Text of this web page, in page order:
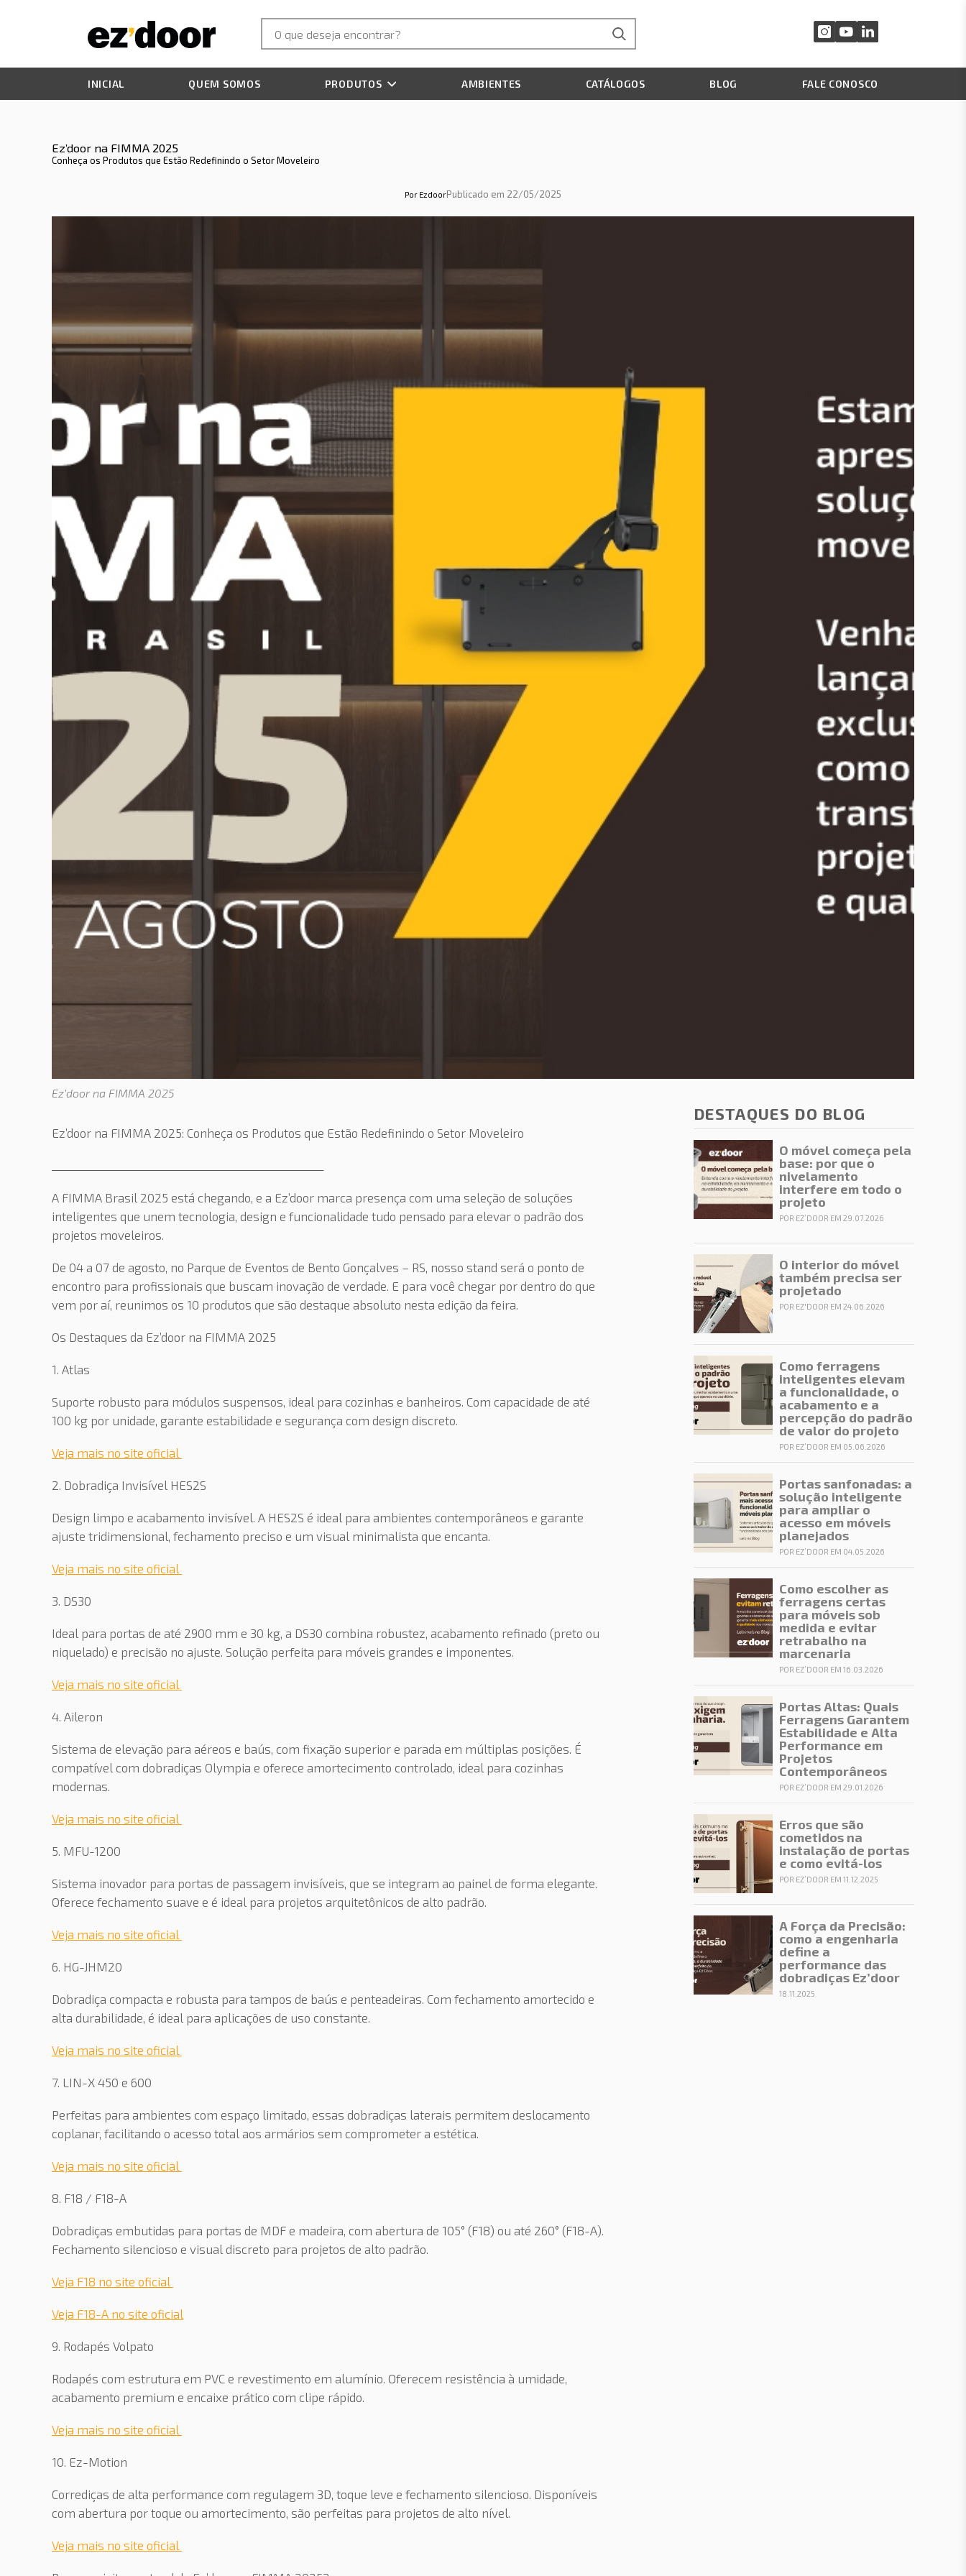
INICIAL QUEM SOMOS PRODUTOS AMBIENTES CATÁLOGOS BLOG FALE CONOSCO
Ez’door na FIMMA 2025
Conheça os Produtos que Estão Redefinindo o Setor Moveleiro
Por EzdoorPublicado em 22/05/2025
Ez’door na FIMMA 2025
Ez’door na FIMMA 2025: Conheça os Produtos que Estão Redefinindo o Setor Moveleiro
A FIMMA Brasil 2025 está chegando, e a Ez’door marca presença com uma seleção de soluções
inteligentes que unem tecnologia, design e funcionalidade tudo pensado para elevar o padrão dos
projetos moveleiros.
De 04 a 07 de agosto, no Parque de Eventos de Bento Gonçalves – RS, nosso stand será o ponto de
encontro para profissionais que buscam inovação de verdade. E para você chegar por dentro do que
vem por aí, reunimos os 10 produtos que são destaque absoluto nesta edição da feira.
Os Destaques da Ez’door na FIMMA 2025
1. Atlas
Suporte robusto para módulos suspensos, ideal para cozinhas e banheiros. Com capacidade de até
100 kg por unidade, garante estabilidade e segurança com design discreto.
Veja mais no site oficial
2. Dobradiça Invisível HES2S
Design limpo e acabamento invisível. A HES2S é ideal para ambientes contemporâneos e garante
ajuste tridimensional, fechamento preciso e um visual minimalista que encanta.
Veja mais no site oficial
3. DS30
Ideal para portas de até 2900 mm e 30 kg, a DS30 combina robustez, acabamento refinado (preto ou
niquelado) e precisão no ajuste. Solução perfeita para móveis grandes e imponentes.
Veja mais no site oficial
4. Aileron
Sistema de elevação para aéreos e baús, com fixação superior e parada em múltiplas posições. É
compatível com dobradiças Olympia e oferece amortecimento controlado, ideal para cozinhas
modernas.
Veja mais no site oficial
5. MFU-1200
Sistema inovador para portas de passagem invisíveis, que se integram ao painel de forma elegante.
Oferece fechamento suave e é ideal para projetos arquitetônicos de alto padrão.
Veja mais no site oficial
6. HG-JHM20
Dobradiça compacta e robusta para tampos de baús e penteadeiras. Com fechamento amortecido e
alta durabilidade, é ideal para aplicações de uso constante.
Veja mais no site oficial
7. LIN-X 450 e 600
Perfeitas para ambientes com espaço limitado, essas dobradiças laterais permitem deslocamento
coplanar, facilitando o acesso total aos armários sem comprometer a estética.
Veja mais no site oficial
8. F18 / F18-A
Dobradiças embutidas para portas de MDF e madeira, com abertura de 105° (F18) ou até 260° (F18-A).
Fechamento silencioso e visual discreto para projetos de alto padrão.
Veja F18 no site oficial
Veja F18-A no site oficial
9. Rodapés Volpato
Rodapés com estrutura em PVC e revestimento em alumínio. Oferecem resistência à umidade,
acabamento premium e encaixe prático com clipe rápido.
Veja mais no site oficial
10. Ez-Motion
Corrediças de alta performance com regulagem 3D, toque leve e fechamento silencioso. Disponíveis
com abertura por toque ou amortecimento, são perfeitas para projetos de alto nível.
Veja mais no site oficial
DESTAQUES DO BLOG
O móvel começa pela
base: por que o
nivelamento
interfere em todo o
projeto
POR EZ’DOOR EM 29.07.2026
O interior do móvel
também precisa ser
projetado
POR EZ'DOOR EM 24.06.2026
Como ferragens
inteligentes elevam
a funcionalidade, o
acabamento e a
percepção do padrão
de valor do projeto
POR EZ’DOOR EM 05.06.2026
Portas sanfonadas: a
solução inteligente
para ampliar o
acesso em móveis
planejados
POR EZ’DOOR EM 04.05.2026
Como escolher as
ferragens certas
para móveis sob
medida e evitar
retrabalho na
marcenaria
POR EZ’DOOR EM 16.03.2026
Portas Altas: Quais
Ferragens Garantem
Estabilidade e Alta
Performance em
Projetos
Contemporâneos
POR EZ’DOOR EM 29.01.2026
Erros que são
cometidos na
instalação de portas
e como evitá-los
POR EZ’DOOR EM 11.12.2025
A Força da Precisão:
como a engenharia
define a
performance das
dobradiças Ez’door
18.11.2025